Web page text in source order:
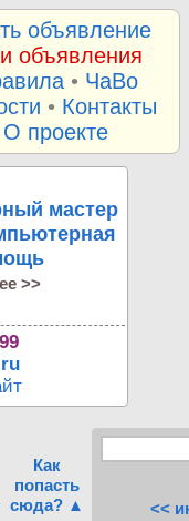
объявление
объявления
• ЧаВо
• Контакты
О проекте
мастер
>>
Как
попасть
сюда? ▲
<<